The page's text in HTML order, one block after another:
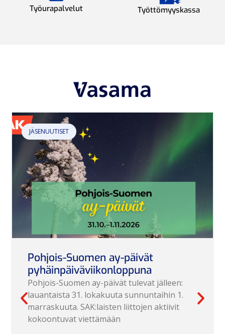
Työurapalvelut Työttömyyskassa
JÄSENUUTISET
Pohjois-Suomen ay-päivät
pyhäinpäiväviikonloppuna
Pohjois-Suomen ay-päivät tulevat jälleen:
lauantaista 31. lokakuuta sunnuntaihin 1.
marraskuuta. SAK:laisten liittojen aktiivit
kokoontuvat viettämään